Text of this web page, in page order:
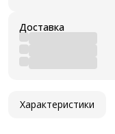
Доставка
Характеристики